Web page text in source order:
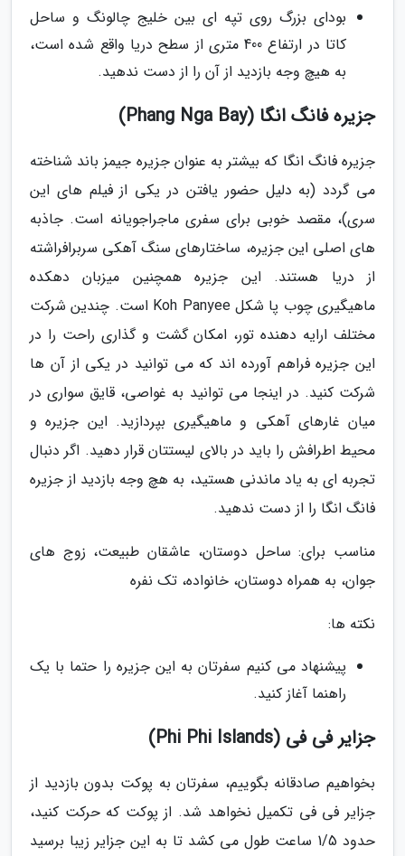
بودای بزرگ روی تپه ای بین خلیج چالونگ و ساحل
کاتا در ارتفاع 400 متری از سطح دریا واقع شده است،
به هیچ وجه بازدید از آن را از دست ندهید.
جزیره فانگ انگا (Phang Nga Bay)
جزیره فانگ انگا که بیشتر به عنوان جزیره جیمز باند شناخته
می گردد (به دلیل حضور یافتن در یکی از فیلم های این
سری)، مقصد خوبی برای سفری ماجراجویانه است. جاذبه
های اصلی این جزیره، ساختارهای سنگ آهکی سربرافراشته
از دریا هستند. این جزیره همچنین میزبان دهکده
ماهیگیری چوب پا شکل Koh Panyee است. چندین شرکت
مختلف ارایه دهنده تور، امکان گشت و گذاری راحت را در
این جزیره فراهم آورده اند که می توانید در یکی از آن ها
شرکت کنید. در اینجا می توانید به غواصی، قایق سواری در
میان غارهای آهکی و ماهیگیری بپردازید. این جزیره و
محیط اطرافش را باید در بالای لیستتان قرار دهید. اگر دنبال
تجربه ای به یاد ماندنی هستید، به هچ وجه بازدید از جزیره
فانگ انگا را از دست ندهید.
مناسب برای: ساحل دوستان، عاشقان طبیعت، زوج های
جوان، به همراه دوستان، خانواده، تک نفره
نکته ها:
پیشنهاد می کنیم سفرتان به این جزیره را حتما با یک
راهنما آغاز کنید.
جزایر فی فی (Phi Phi Islands)
بخواهیم صادقانه بگوییم، سفرتان به پوکت بدون بازدید از
جزایر فی فی تکمیل نخواهد شد. از پوکت که حرکت کنید،
حدود 1/5 ساعت طول می کشد تا به این جزایر زیبا برسید